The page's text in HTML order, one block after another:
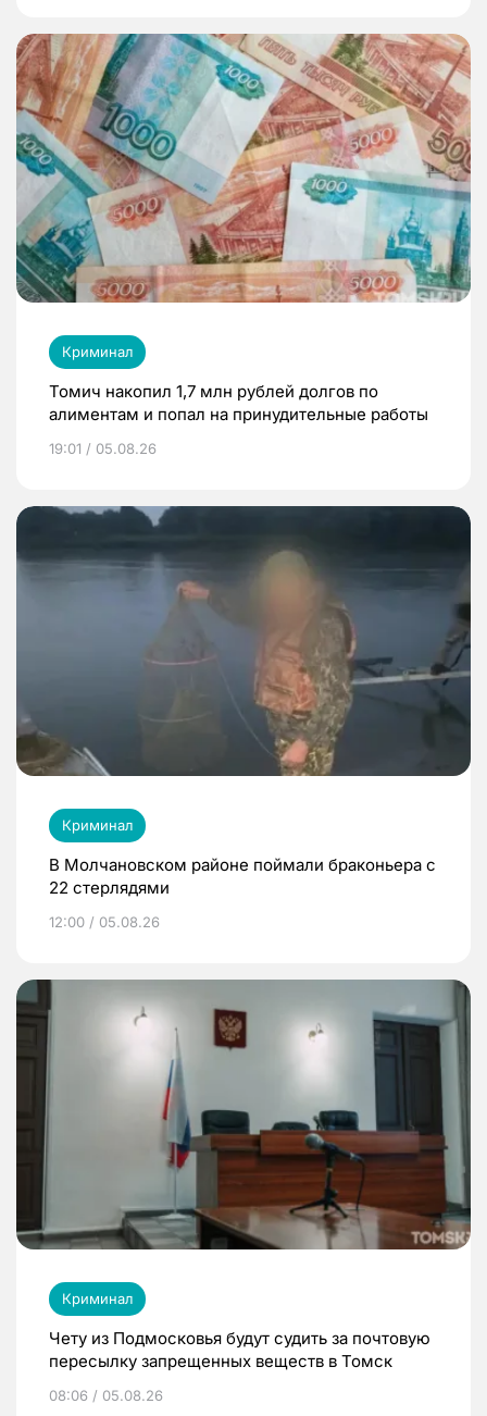
Криминал
Томич накопил 1,7 млн рублей долгов по
алиментам и попал на принудительные работы
19:01 / 05.08.26
Криминал
В Молчановском районе поймали браконьера с
22 стерлядями
12:00 / 05.08.26
Криминал
Чету из Подмосковья будут судить за почтовую
пересылку запрещенных веществ в Томск
08:06 / 05.08.26